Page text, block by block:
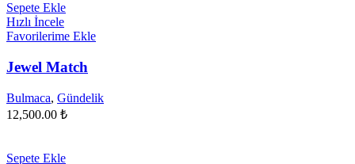
Sepete Ekle
Hızlı İncele
Favorilerime Ekle
Jewel Match
Bulmaca, Gündelik
12,500.00 ₺
Sepete Ekle